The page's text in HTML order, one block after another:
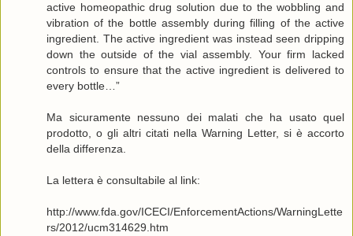
active homeopathic drug solution due to the wobbling and
vibration of the bottle assembly during filling of the active
ingredient. The active ingredient was instead seen dripping
down the outside of the vial assembly. Your firm lacked
controls to ensure that the active ingredient is delivered to
every bottle…”
Ma sicuramente nessuno dei malati che ha usato quel
prodotto, o gli altri citati nella Warning Letter, si è accorto
della differenza.
La lettera è consultabile al link:
http://www.fda.gov/ICECI/EnforcementActions/WarningLette
rs/2012/ucm314629.htm